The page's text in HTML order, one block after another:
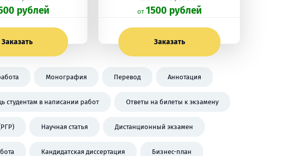
рублей
Заказать
oт 1500 рублей
Заказать
Монография Перевод Аннотация
студентам в написании работ Ответы на билеты к экзамену
Научная статья Дистанционный экзамен
Кандидатская диссертация Бизнес-план